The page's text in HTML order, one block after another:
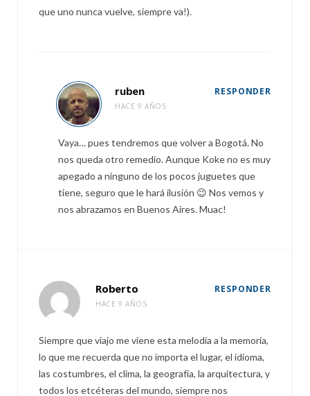
que uno nunca vuelve, siempre va!).
ruben
HACE 9 AÑOS
RESPONDER
Vaya… pues tendremos que volver a Bogotá. No
nos queda otro remedio. Aunque Koke no es muy
apegado a ninguno de los pocos juguetes que
tiene, seguro que le hará ilusión 😉 Nos vemos y
nos abrazamos en Buenos Aires. Muac!
Roberto
HACE 9 AÑOS
RESPONDER
Siempre que viajo me viene esta melodía a la memoria,
lo que me recuerda que no importa el lugar, el idioma,
las costumbres, el clima, la geografía, la arquitectura, y
todos los etcéteras del mundo, siempre nos